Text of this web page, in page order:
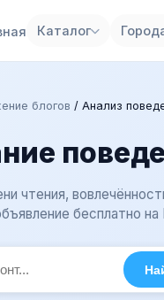
Каталог
блогов / Анализ
чтения,
бесплатно